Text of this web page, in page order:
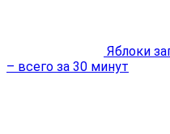
Яблоки
– всего за 30 минут